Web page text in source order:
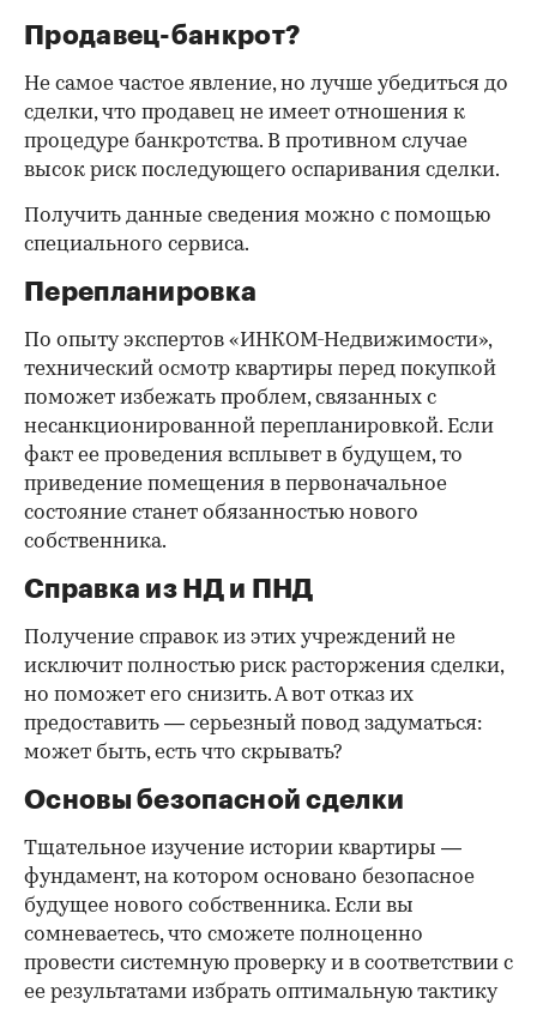
Продавец-банкрот?
Не самое частое явление, но лучше убедиться до
сделки, что продавец не имеет отношения к
процедуре банкротства. В противном случае
высок риск последующего оспаривания сделки.
Получить данные сведения можно с помощью
специального сервиса.
Перепланировка
По опыту экспертов «ИНКОМ-Недвижимости»,
технический осмотр квартиры перед покупкой
поможет избежать проблем, связанных с
несанкционированной перепланировкой. Если
факт ее проведения всплывет в будущем, то
приведение помещения в первоначальное
состояние станет обязанностью нового
собственника.
Справка из НД и ПНД
Получение справок из этих учреждений не
исключит полностью риск расторжения сделки,
но поможет его снизить. А вот отказ их
предоставить — серьезный повод задуматься:
может быть, есть что скрывать?
Основы безопасной сделки
Тщательное изучение истории квартиры —
фундамент, на котором основано безопасное
будущее нового собственника. Если вы
сомневаетесь, что сможете полноценно
провести системную проверку и в соответствии с
ее результатами избрать оптимальную тактику